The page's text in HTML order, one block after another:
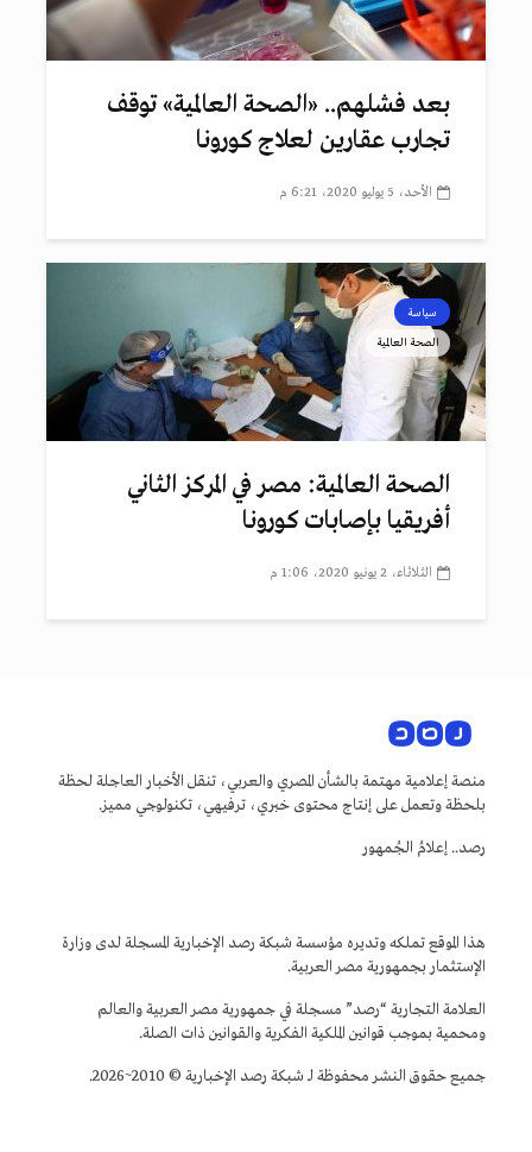
بعد فشلهم.. «الصحة العالمية» توقف
تجارب عقارين لعلاج كورونا
الأحد، 5 يوليو 2020، 6:21 م
سياسة
الصحة العالمية
الصحة العالمية: مصر في المركز الثاني
أفريقيا بإصابات كورونا
الثلاثاء، 2 يونيو 2020، 1:06 م
منصة إعلامية مهتمة بالشأن المصري والعربي، تنقل الأخبار العاجلة لحظة
بلحظة وتعمل على إنتاج محتوى خبري، ترفيهي، تكنولوجي مميز.
رصد.. إعلامُ الجُمهور
هذا الموقع تملكه وتديره مؤسسة شبكة رصد الإخبارية المسجلة لدى وزارة
الإستثمار بجمهورية مصر العربية.
العلامة التجارية “رصد” مسجلة في جمهورية مصر العربية والعالم
ومحمية بموجب قوانين الملكية الفكرية والقوانين ذات الصلة.
جميع حقوق النشر محفوظة لـ شبكة رصد الإخبارية © 2010~2026.